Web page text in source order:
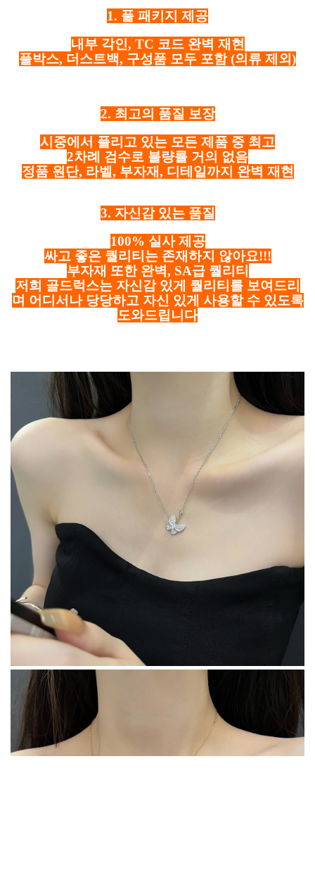
1. 풀 패키지 제공
내부 각인, TC 코드 완벽 재현
풀박스, 더스트백, 구성품 모두 포함 (의류 제외)
2. 최고의 품질 보장
시중에서 풀리고 있는 모든 제품 중 최고
2차례 검수로 불량률 거의 없음
정품 원단, 라벨, 부자재, 디테일까지 완벽 재현
3. 자신감 있는 품질
100% 실사 제공
싸고 좋은 퀄리티는 존재하지 않아요!!!
부자재 또한 완벽, SA급 퀄리티
저희 골드럭스는 자신감 있게 퀄리티를 보여드리
며 어디서나 당당하고 자신 있게 사용할 수 있도록
도와드립니다